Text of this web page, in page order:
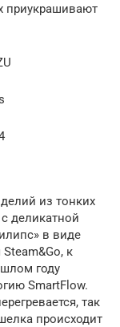
приукрашивают
из тонких
деликатной
в виде
к
году
SmartFlow.
так
происходит